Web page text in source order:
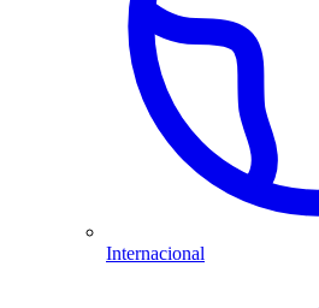
Internacional